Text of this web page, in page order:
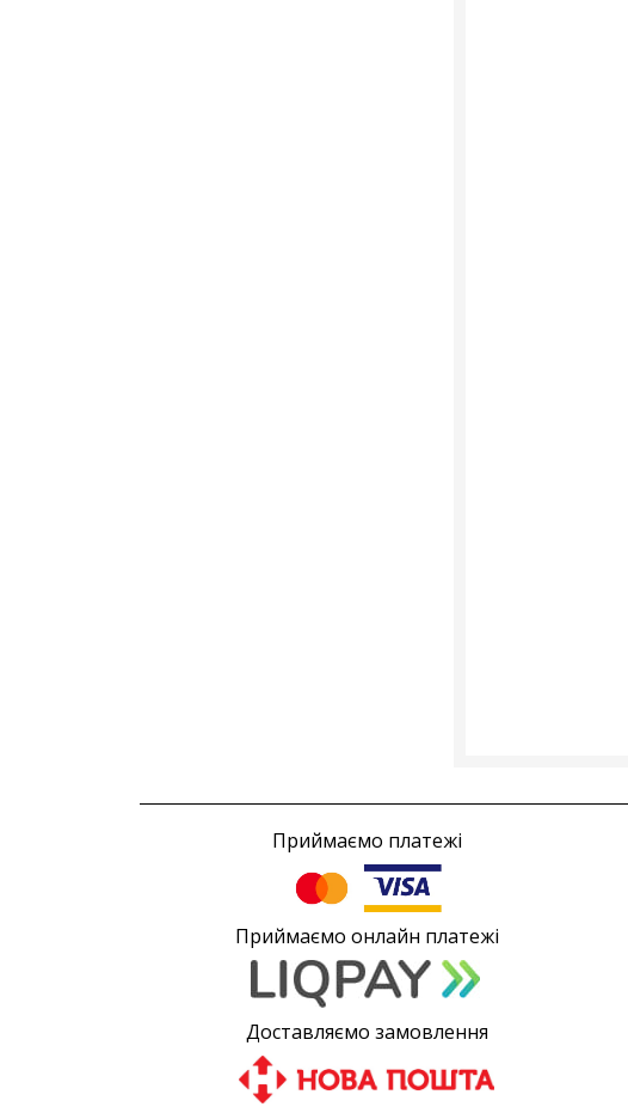
Приймаємо платежі
Приймаємо онлайн платежі
Доставляємо замовлення